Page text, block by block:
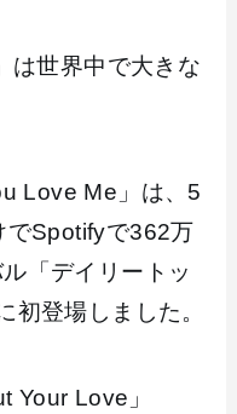
は世界中で大きな
Love Me」は、5
でSpotifyで362万
「デイリートッ
初登場しました。
Your Love」